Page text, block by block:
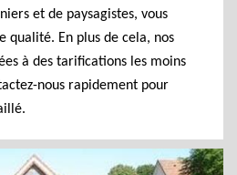
et de paysagistes, vous
qualité. En plus de cela, nos
à des tarifications les moins
nous rapidement pour